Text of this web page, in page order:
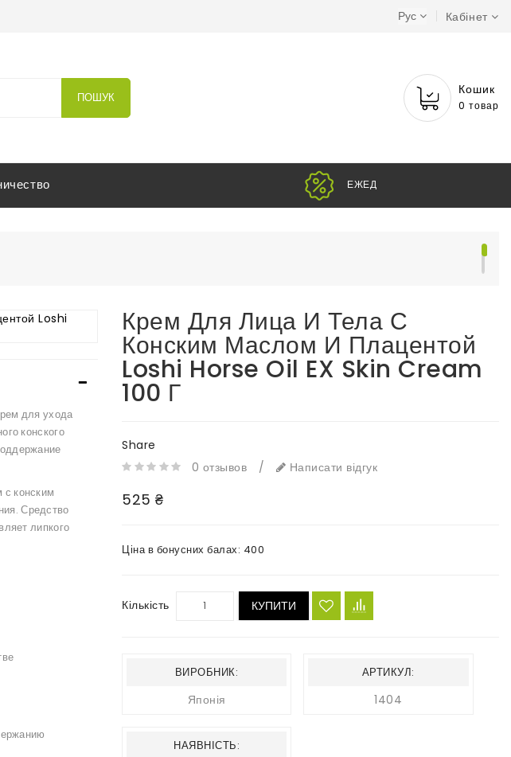
Рус Кабінет
ПОШУК
Кошик
0 товар
Е
Loshi Horse Oil EX Skin Cream 100 г
Крем Для Лица И Тела С
Конским Маслом И Плацентой
Loshi Horse Oil EX Skin Cream
100 Г
Share
0 отзывов
/ Написати відгук
525 ₴
Ціна в бонусних балах: 400
Кількість КУПИТИ
ВИРОБНИК:
Японія
АРТИКУЛ:
1404
НАЯВНІСТЬ:
для ухода
конского
с конским
Средство
липкого